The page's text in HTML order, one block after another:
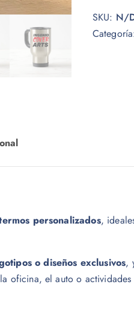
SKU: N/
personalizados,
o diseños exclusivos,
oficina, el auto o